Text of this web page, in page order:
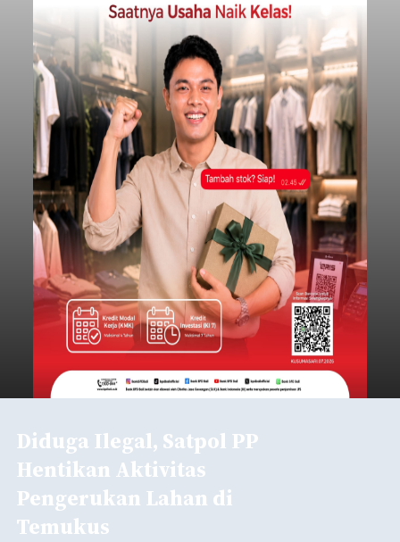
Diduga Ilegal, Satpol PP
Hentikan Aktivitas
Pengerukan Lahan di
Temukus